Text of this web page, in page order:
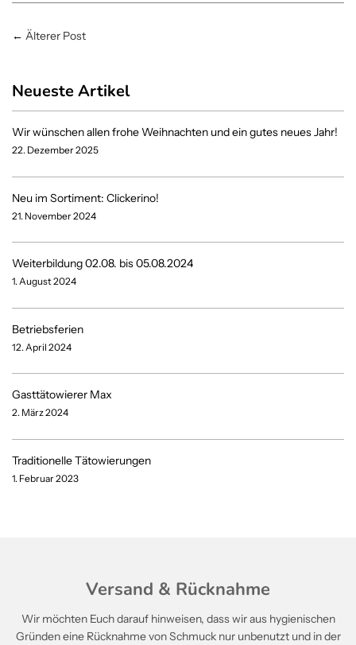
← Älterer Post
Neueste Artikel
Wir wünschen allen frohe Weihnachten und ein gutes neues Jahr!
22. Dezember 2025
Neu im Sortiment: Clickerino!
21. November 2024
Weiterbildung 02.08. bis 05.08.2024
1. August 2024
Betriebsferien
12. April 2024
Gasttätowierer Max
2. März 2024
Traditionelle Tätowierungen
1. Februar 2023
Versand & Rücknahme
Wir möchten Euch darauf hinweisen, dass wir aus hygienischen
Gründen eine Rücknahme von Schmuck nur unbenutzt und in der